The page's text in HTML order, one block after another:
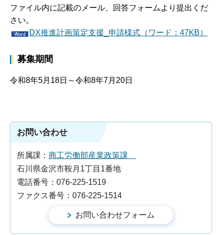
ファイル内に記載のメール、回答フォームより提出くだ
さい。
DX推進計画策定支援_申請様式（ワード：47KB）
募集期間
令和8年5月18日～令和8年7月20日
お問い合わせ
所属課： 商工労働部産業政策課
石川県金沢市鞍月1丁目1番地
電話番号：076-225-1519
ファクス番号：076-225-1514